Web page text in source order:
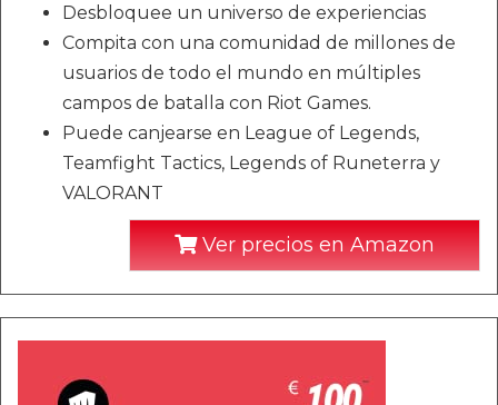
Desbloquee un universo de experiencias
Compita con una comunidad de millones de
usuarios de todo el mundo en múltiples
campos de batalla con Riot Games.
Puede canjearse en League of Legends,
Teamfight Tactics, Legends of Runeterra y
VALORANT
Ver precios en Amazon